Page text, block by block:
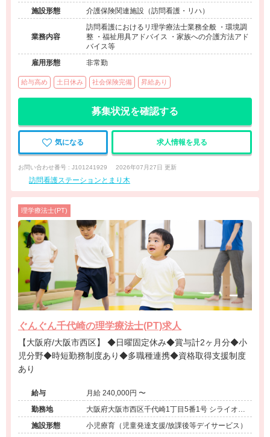
施設形態
介護保険関連施設（訪問看護・リハ）
業務内容
訪問看護におけるリ理学療法士業務全般 ・環境調
整 ・福祉用具アドバイス ・家族への介護方法アド
バイス等
雇用形態
非常勤
給与高め 土日休み 社会保険完備 昇給あり
募集状況を確認する
気になる 求人情報を見る
お問い合わせ番号 : J101241929 2026年07月27日 更新
訪問看護ステーションとまり木
理学療法士(PT)
ぐんぐん千代崎の理学療法士(PT)求人
【大阪府/大阪市西区】 ◆日曜固定休み◆賞与計2ヶ月分◆小
児分野◆時短勤務制度あり◆多職種連携◆資格取得支援制度
あり
給与
月給 240,000円 〜
勤務地
大阪府大阪市西区千代崎1丁目5番1号 シライオフ
ィスビル5階
施設形態
小児療育（児童発達支援/放課後等デイサービス）